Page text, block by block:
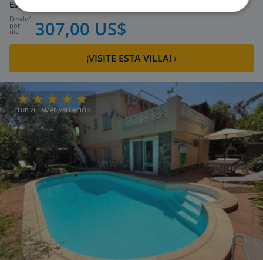
España
desde/
por
día 307,00 US$
¡VISITE ESTA VILLA! ›
CLUB VILLAMAR VALUACIÓN